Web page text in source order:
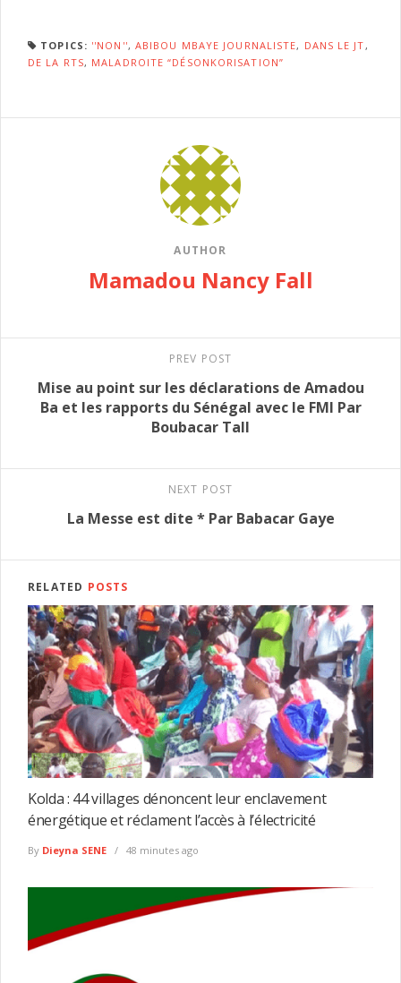
TOPICS: ''NON'', ABIBOU MBAYE JOURNALISTE, DANS LE JT ,
DE LA RTS, MALADROITE “DÉSONKORISATION”
AUTHOR
Mamadou Nancy Fall
PREV POST
Mise au point sur les déclarations de Amadou
Ba et les rapports du Sénégal avec le FMI Par
Boubacar Tall
NEXT POST
La Messe est dite * Par Babacar Gaye
RELATED POSTS
Kolda : 44 villages dénoncent leur enclavement
énergétique et réclament l’accès à l’électricité
By Dieyna SENE 48 minutes ago